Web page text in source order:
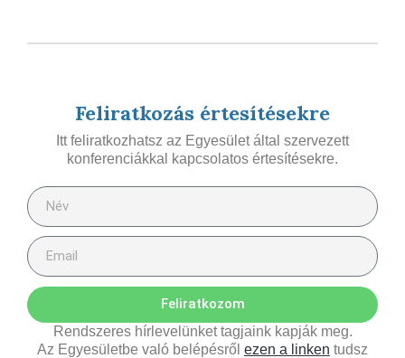
Feliratkozás értesítésekre
Itt feliratkozhatsz az Egyesület által szervezett
konferenciákkal kapcsolatos értesítésekre.
Feliratkozom
Rendszeres hírlevelünket tagjaink kapják meg.
Az Egyesületbe való belépésről ezen a linken tudsz